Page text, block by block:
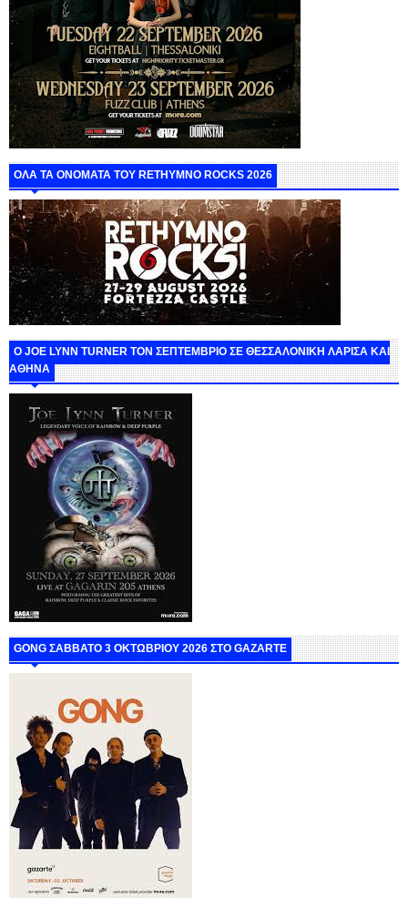
ΟΛΑ ΤΑ ΟΝΟΜΑΤΑ ΤΟΥ RETHYMNO ROCKS 2026
O JOE LYNN TURNER ΤΟΝ ΣΕΠΤΕΜΒΡΙΟ ΣΕ ΘΕΣΣΑΛΟΝΙΚΗ ΛΑΡΙΣΑ ΚΑΙ
ΑΘΗΝΑ
GONG ΣΑΒΒΑΤΟ 3 ΟΚΤΩΒΡΙΟΥ 2026 ΣΤΟ GAZARTE